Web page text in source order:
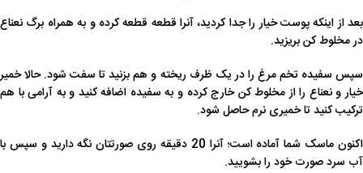
بعد از اینکه پوست خیار را جدا کردید، آنرا قطعه قطعه کرده و به همراه برگ نعناع
در مخلوط کن بریزید.
سپس سفیده تخم مرغ را در یک ظرف ریخته و هم بزنید تا سفت شود. حالا خمیر
خیار و نعناع را از مخلوط کن خارج کرده و به سفیده اضافه کنید و به آرامی با هم
ترکیب کنید تا خمیری نرم حاصل شود.
اکنون ماسک شما آماده است؛ آنرا 20 دقیقه روی صورتتان نگه دارید و سپس با
آب سرد صورت خود را بشویید.